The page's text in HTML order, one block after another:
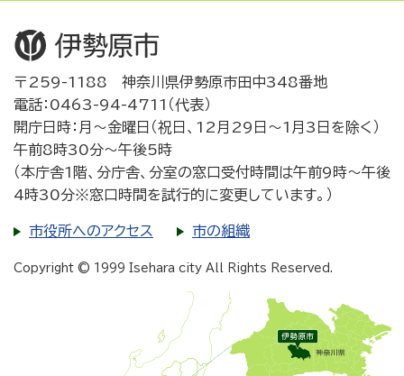
〒259-1188 神奈川県伊勢原市田中348番地
電話：0463-94-4711（代表）
開庁日時：月～金曜日（祝日、12月29日～1月3日を除く）
午前8時30分～午後5時
（本庁舎1階、分庁舎、分室の窓口受付時間は午前9時～午後
4時30分※窓口時間を試行的に変更しています。）
市役所へのアクセス 市の組織
Copyright © 1999 Isehara city All Rights Reserved.